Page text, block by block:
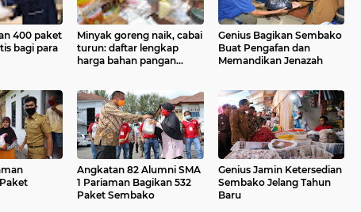
400 paket
bagi para
Minyak goreng naik, cabai
turun: daftar lengkap
harga bahan pangan
Genius Bagikan Sembako
Buat Pengafan dan
Memandikan Jenazah
Angkatan 82 Alumni SMA
1 Pariaman Bagikan 532
Paket Sembako
Genius Jamin Ketersedian
Sembako Jelang Tahun
Baru